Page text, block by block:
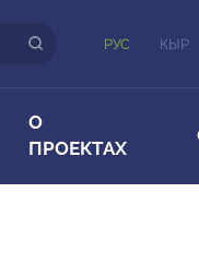
РУС КЫР
О
ПРОЕКТАХ